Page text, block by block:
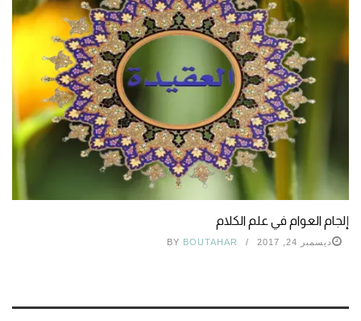
إلجام العوام في علم الكلام
ديسمبر 24, 2017 BY BOUTAHAR